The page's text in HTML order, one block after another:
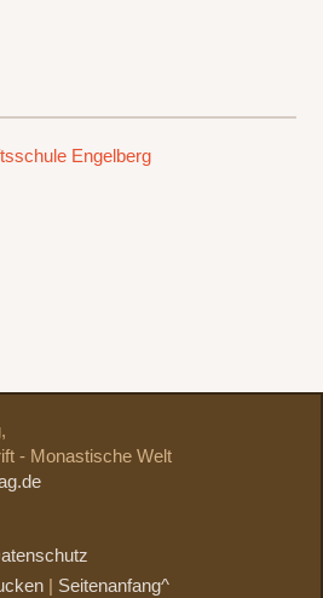
Engelberg
- Monastische Welt
Seitenanfang^